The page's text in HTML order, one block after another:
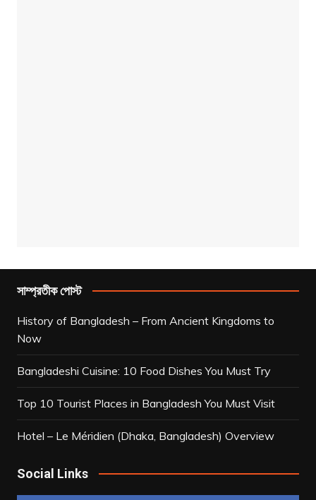
সাম্প্রতীক পোস্ট
History of Bangladesh – From Ancient Kingdoms to
Now
Bangladeshi Cuisine: 10 Food Dishes You Must Try
Top 10 Tourist Places in Bangladesh You Must Visit
Hotel – Le Méridien (Dhaka, Bangladesh) Overview
Social Links